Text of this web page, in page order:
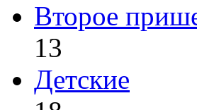
Второе
13
Детские